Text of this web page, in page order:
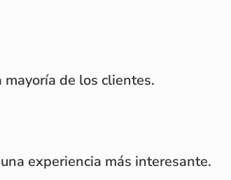
de los clientes.
experiencia más interesante.